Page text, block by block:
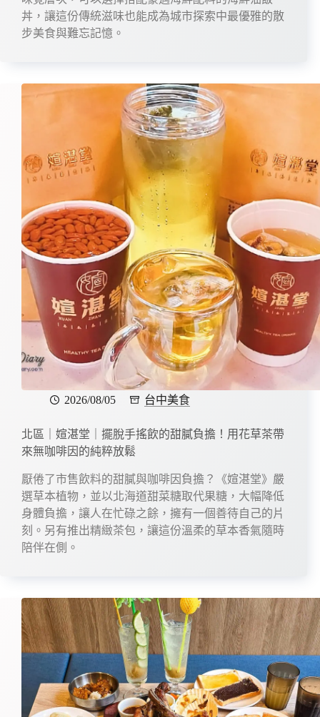
丼，讓這份傳統滋味也能成為城市探索中最優雅的散
步美食與難忘記憶。
2026/08/05 台中美食
北區｜媗湛堂｜擺脫手搖飲的甜膩負擔！用花草茶帶
來無咖啡因的純粹放鬆
厭倦了市售飲料的甜膩與咖啡因負擔？《媗湛堂》嚴
選草本植物，並以北海道甜菜糖取代果糖，大幅降低
身體負擔，讓人在忙碌之餘，擁有一個善待自己的片
刻。另有推出精緻茶包，讓這份溫柔的草本香氣隨時
陪伴在側。